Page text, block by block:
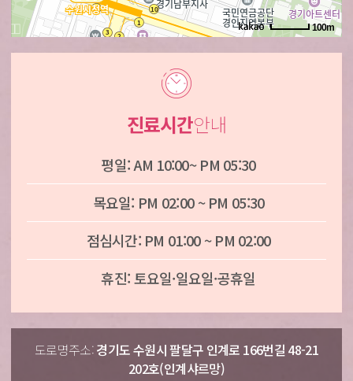
100m
로드뷰 길찾기 지도 크게 보기
진료시간안내
평일: AM 10:00~ PM 05:30
목요일: PM 02:00 ~ PM 05:30
점심시간: PM 01:00 ~ PM 02:00
휴진: 토요일·일요일·공휴일
도로명주소:경기도 수원시 팔달구 인계로 166번길 48-21
202호(인계샤르망)